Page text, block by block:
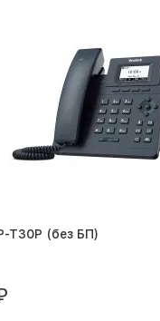
T30P (без БП)